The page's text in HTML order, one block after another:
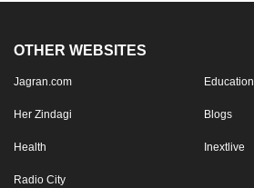
OTHER WEBSITES
Jagran.com Education
Her Zindagi Blogs
Health Inextlive
Radio City